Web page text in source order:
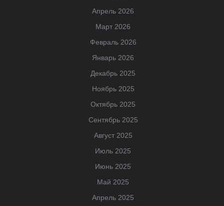
Апрель 2026
Март 2026
Февраль 2026
Январь 2026
Декабрь 2025
Ноябрь 2025
Октябрь 2025
Сентябрь 2025
Август 2025
Июль 2025
Июнь 2025
Май 2025
Апрель 2025